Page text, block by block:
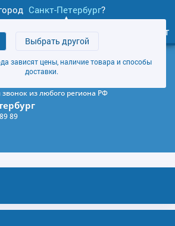
Санкт-Петербург?
Выбрать другой
зависят цены, наличие товара и способы
доставки.
Личный кабинет
89 89
в Санкт-Петербурге (Карта)
из любого региона РФ
89